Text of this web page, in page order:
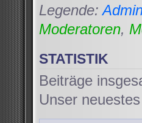
Legende:
Moderatoren,
STATISTIK
Beiträge
Unser